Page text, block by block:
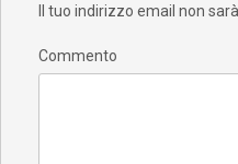
Il tuo indirizzo email non
Commento